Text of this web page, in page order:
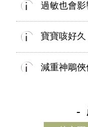
過敏也會影響
寶寶咳好
減重神鵰俠侶
-